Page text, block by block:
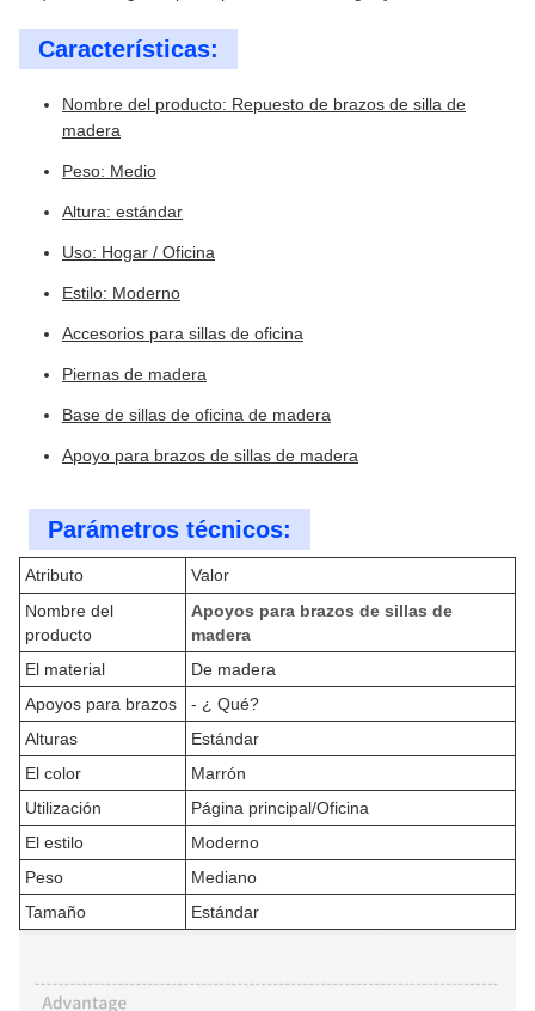
Características:
Nombre del producto: Repuesto de brazos de silla de
madera
Peso: Medio
Altura: estándar
Uso: Hogar / Oficina
Estilo: Moderno
Accesorios para sillas de oficina
Piernas de madera
Base de sillas de oficina de madera
Apoyo para brazos de sillas de madera
Parámetros técnicos:
Atributo
Valor
Nombre del
producto
Apoyos para brazos de sillas de
madera
El material
De madera
Apoyos para brazos
- ¿ Qué?
Alturas
Estándar
El color
Marrón
Utilización
Página principal/Oficina
El estilo
Moderno
Peso
Mediano
Tamaño
Estándar